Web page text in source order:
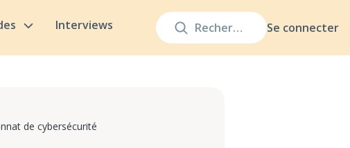
Se connecter
Interviews
de cybersécurité